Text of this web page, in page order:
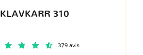
KLAVKARR 310
379 avis